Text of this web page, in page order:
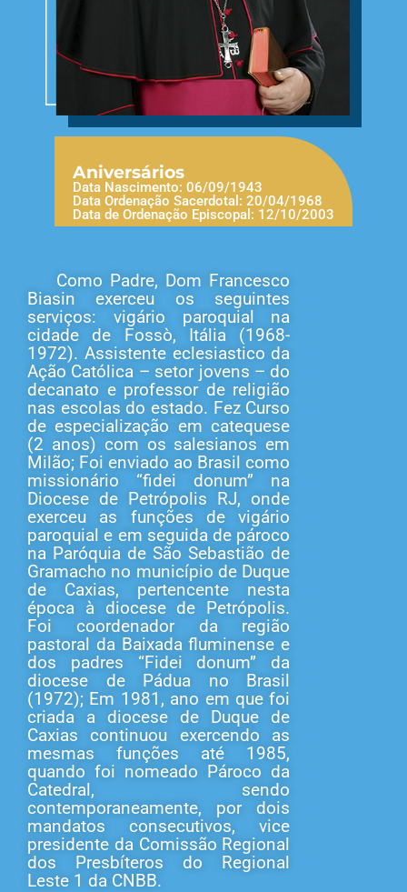
Aniversários
Data Nascimento: 06/09/1943
Data Ordenação Sacerdotal: 20/04/1968
Data de Ordenação Episcopal: 12/10/2003
Como Padre, Dom Francesco
Biasin exerceu os seguintes
serviços: vigário paroquial na
cidade de Fossò, Itália (1968-
1972). Assistente eclesiastico da
Ação Católica – setor jovens – do
decanato e professor de religião
nas escolas do estado. Fez Curso
de especialização em catequese
(2 anos) com os salesianos em
Milão; Foi enviado ao Brasil como
missionário “fidei donum” na
Diocese de Petrópolis RJ, onde
exerceu as funções de vigário
paroquial e em seguida de pároco
na Paróquia de São Sebastião de
Gramacho no município de Duque
de Caxias, pertencente nesta
época à diocese de Petrópolis.
Foi coordenador da região
pastoral da Baixada fluminense e
dos padres “Fidei donum” da
diocese de Pádua no Brasil
(1972); Em 1981, ano em que foi
criada a diocese de Duque de
Caxias continuou exercendo as
mesmas funções até 1985,
quando foi nomeado Pároco da
Catedral, sendo
contemporaneamente, por dois
mandatos consecutivos, vice
presidente da Comissão Regional
dos Presbíteros do Regional
Leste 1 da CNBB.